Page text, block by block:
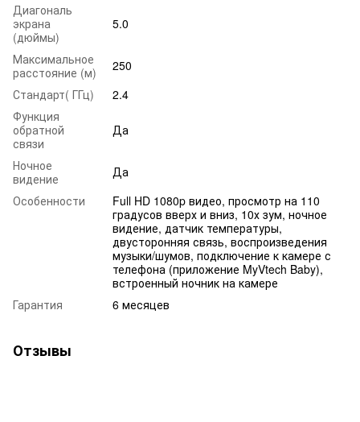
Диагональ
экрана
(дюймы)
5.0
Максимальное
расстояние (м)
250
Стандарт( ГГц)
2.4
Функция
обратной
связи
Да
Ночное
видение
Да
Особенности
Full HD 1080p видео, просмотр на 110
градусов вверх и вниз, 10х зум, ночное
видение, датчик температуры,
двусторонняя связь, воспроизведения
музыки/шумов, подключение к камере с
телефона (приложение MyVtech Baby),
встроенный ночник на камере
Гарантия
6 месяцев
Отзывы